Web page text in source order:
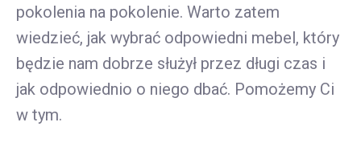
pokolenia na pokolenie. Warto zatem
wiedzieć, jak wybrać odpowiedni mebel, który
będzie nam dobrze służył przez długi czas i
jak odpowiednio o niego dbać. Pomożemy Ci
w tym.